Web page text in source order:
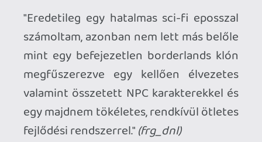
"Elementáris erejű érzelmi hullámvasút,
soha nem tudott még így rángatni
magával egy játék. Bizonyos pontokon le
kellett tennem mert annyira megterhelő
volt (űrhajós jelenet, főleg rád gondolok),
máskor gyomorideggel haladtam előre,
hogy most mégis mi fog történni. "
(Zargul)